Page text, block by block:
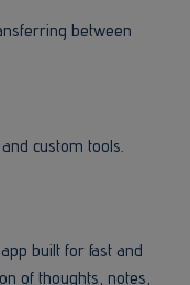
between
custom tools.
built for fast and
of thoughts, notes,